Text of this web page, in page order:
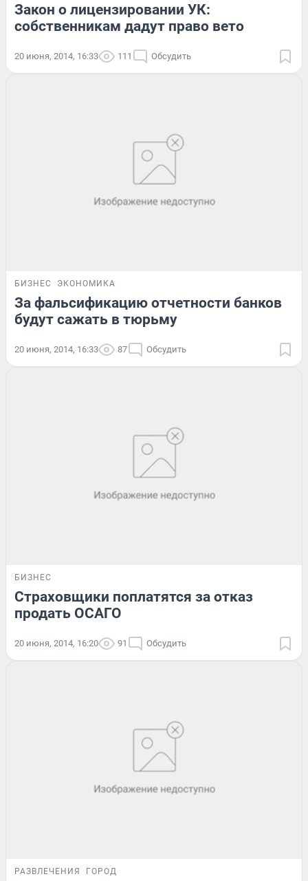
Закон о лицензировании УК:
собственникам дадут право вето
20 июня, 2014, 16:33 111 Обсудить
БИЗНЕС ЭКОНОМИКА
За фальсификацию отчетности банков
будут сажать в тюрьму
20 июня, 2014, 16:33 87 Обсудить
БИЗНЕС
Страховщики поплатятся за отказ
продать ОСАГО
20 июня, 2014, 16:20 91 Обсудить
РАЗВЛЕЧЕНИЯ ГОРОД